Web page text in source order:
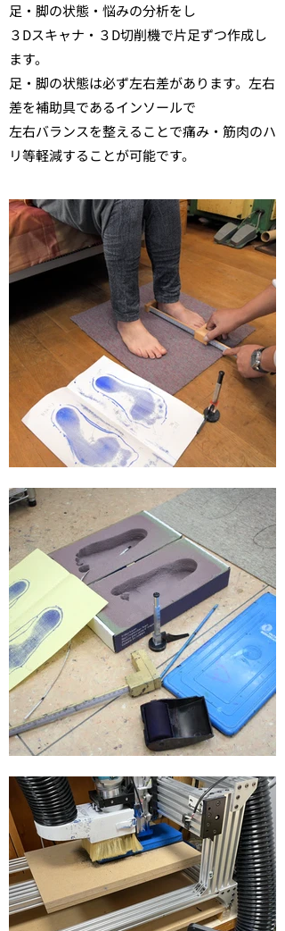
足・脚の状態・悩みの分析をし
３Dスキャナ・３D切削機で片足ずつ作成し
ます。
足・脚の状態は必ず左右差があります。左右
差を補助具であるインソールで
​左右バランスを整えることで痛み・筋肉のハ
リ等軽減することが可能です。